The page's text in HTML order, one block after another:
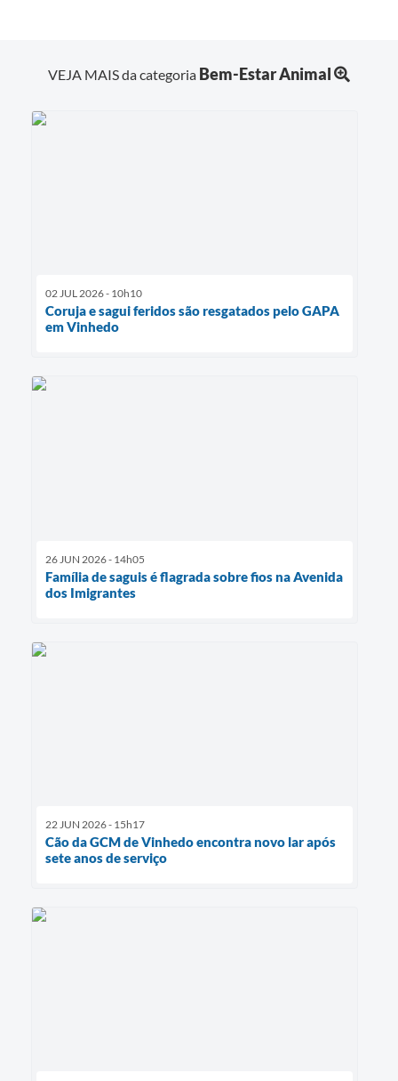
VEJA MAIS da categoria Bem-Estar Animal
02 JUL 2026 - 10h10
Coruja e sagui feridos são resgatados pelo GAPA
em Vinhedo
26 JUN 2026 - 14h05
Família de saguis é flagrada sobre fios na Avenida
dos Imigrantes
22 JUN 2026 - 15h17
Cão da GCM de Vinhedo encontra novo lar após
sete anos de serviço